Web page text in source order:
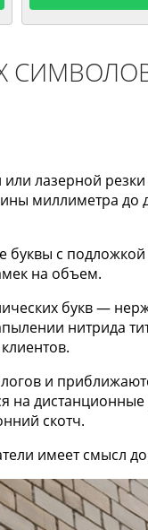
лазерной
миллиметра до
буквы с
на объем.
букв —
нитрида
и
на
скотч.
имеет смысл